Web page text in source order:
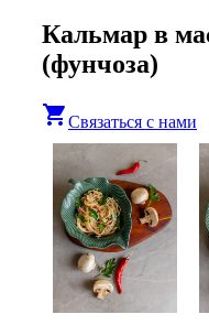
Кальмар в
(фунчоза)
shopping_cartСвязаться с нами